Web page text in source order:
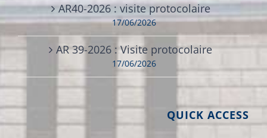
AR40-2026 : visite protocolaire
17/06/2026
AR 39-2026 : Visite protocolaire
17/06/2026
QUICK ACCESS